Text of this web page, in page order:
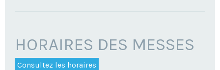
HORAIRES DES MESSES
Consultez les horaires